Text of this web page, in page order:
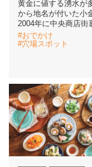
黄金に値する湧水が
から地名が付いた小
2004年に中央商店街
#おでかけ
#穴場スポット